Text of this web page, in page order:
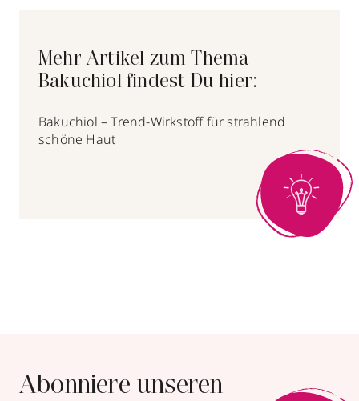
Mehr Artikel zum Thema
Bakuchiol findest Du hier:
Bakuchiol – Trend-Wirkstoff für strahlend
schöne Haut
Abonniere unseren